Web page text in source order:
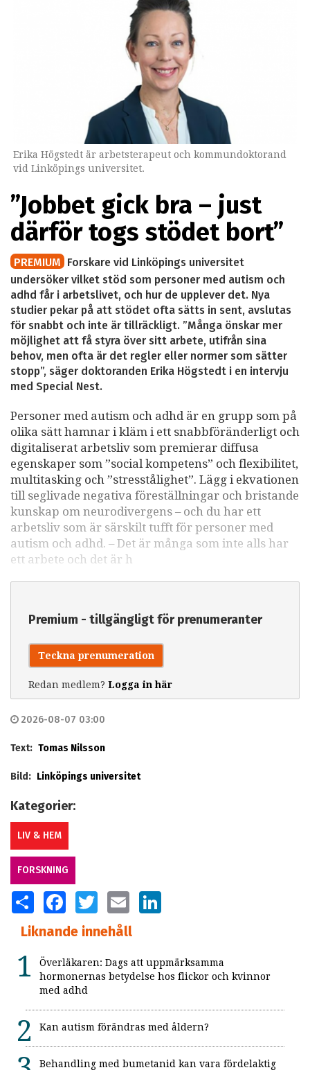
Erika Högstedt är arbetsterapeut och kommundoktorand
vid Linköpings universitet.
”Jobbet gick bra – just
därför togs stödet bort”
PREMIUM Forskare vid Linköpings universitet
undersöker vilket stöd som personer med autism och
adhd får i arbetslivet, och hur de upplever det. Nya
studier pekar på att stödet ofta sätts in sent, avslutas
för snabbt och inte är tillräckligt. ”Många önskar mer
möjlighet att få styra över sitt arbete, utifrån sina
behov, men ofta är det regler eller normer som sätter
stopp”, säger doktoranden Erika Högstedt i en intervju
med Special Nest.
Personer med autism och adhd är en grupp som på
olika sätt hamnar i kläm i ett snabbföränderligt och
digitaliserat arbetsliv som premierar diffusa
egenskaper som ”social kompetens” och flexibilitet,
multitasking och ”stresstålighet”. Lägg i ekvationen
till seglivade negativa föreställningar och bristande
kunskap om neurodivergens – och du har ett
arbetsliv som är särskilt tufft för personer med
autism och adhd. – Det är många som inte alls har
ett arbete och det är h
Premium - tillgängligt för prenumeranter
Teckna prenumeration
Redan medlem? Logga in här
2026-08-07 03:00
Text: Tomas Nilsson
Bild: Linköpings universitet
Kategorier:
LIV & HEM
FORSKNING
SHARE FACEBOOKTWITTER EMAIL
Liknande innehåll
Överläkaren: Dags att uppmärksamma
hormonernas betydelse hos flickor och kvinnor
med adhd
Kan autism förändras med åldern?
Behandling med bumetanid kan vara fördelaktig